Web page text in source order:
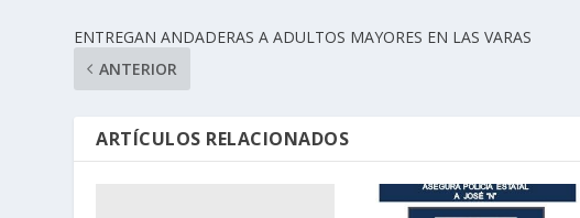
ENTREGAN ANDADERAS A ADULTOS MAYORES EN LAS VARAS
ANTERIOR
ARTÍCULOS RELACIONADOS